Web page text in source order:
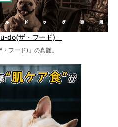
do(ザ・フード)」
フード)」の真髄。